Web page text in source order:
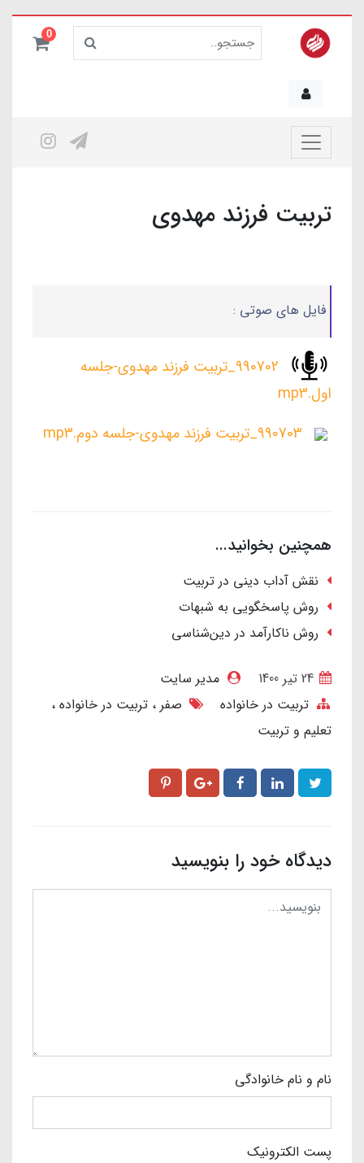
0
تربیت فرزند مهدوی
فایل های صوتی :
990702_تربیت فرزند مهدوی-جلسه
اول.mp3
990703_تربیت فرزند مهدوی-جلسه دوم.mp3
همچنین بخوانید...
نقش آداب دینی در تربیت
روش پاسخگویی به شبهات
روش ناکارآمد در دین‌شناسی
مدیر سایت
تربیت در خانواده
صفر تربیت در خانواده
تعلیم و تربیت
دیدگاه خود را بنویسید
نام و نام خانوادگی
پست الکترونیک